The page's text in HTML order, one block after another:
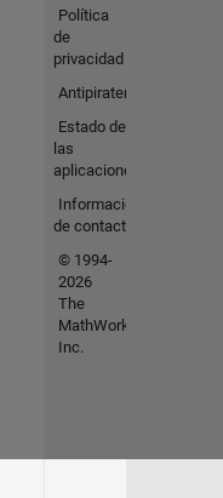
Política
de
privacidad
Antipiratería
Estado de
las
aplicaciones
Información
de contacto
© 1994-
2026
The
MathWorks,
Inc.